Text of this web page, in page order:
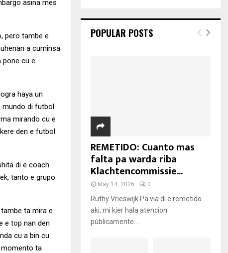
asina mes
pero tambe e
a cuminsa
pone cu e
haya un
mundo di futbol
mirando cu e
den e futbol
di e coach
tanto e grupo
ta mira e
e top nan den
cu a bin cu
momento ta
POPULAR POSTS
REMETIDO: Cuanto mas
falta pa warda riba
Klachtencommissie...
May 14, 2026 0
Ruthy Vrieswijk Pa via di e remetido
aki, mi kier hala atencion
públicamente...